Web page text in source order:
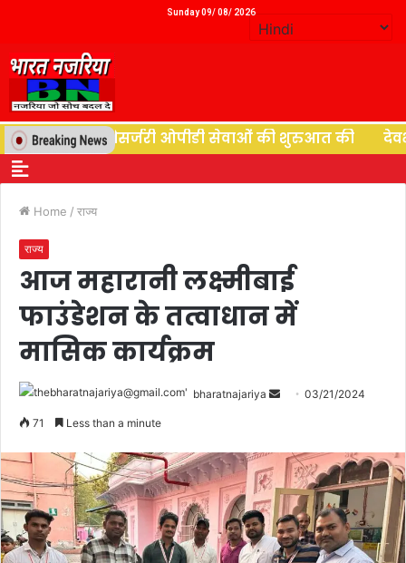
Sunday 09/ 08/ 2026
ने न्यूरोसर्जरी ओपीडी सेवाओं की शुरुआत की देवभूमि
Home / राज्य
राज्य
आज महारानी लक्ष्मीबाई
फाउंडेशन के तत्वाधान में
मासिक कार्यक्रम
bharatnajariya 03/21/2024
71 Less than a minute